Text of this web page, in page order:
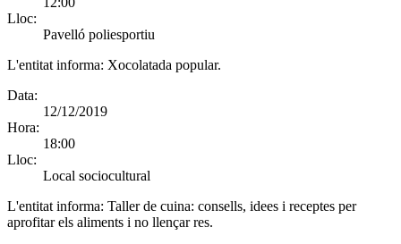
Lloc:
Pavelló poliesportiu
L'entitat informa: Xocolatada popular.
Data:
12/12/2019
Hora:
18:00
Lloc:
Local sociocultural
L'entitat informa: Taller de cuina: consells, idees i receptes per
aprofitar els aliments i no llençar res.